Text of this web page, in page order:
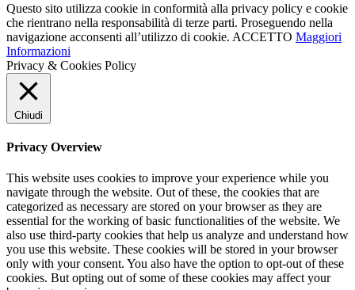
Questo sito utilizza cookie in conformità alla privacy policy e cookie
che rientrano nella responsabilità di terze parti. Proseguendo nella
navigazione acconsenti all’utilizzo di cookie. ACCETTO Maggiori
Informazioni
Privacy & Cookies Policy
Chiudi
Privacy Overview
This website uses cookies to improve your experience while you
navigate through the website. Out of these, the cookies that are
categorized as necessary are stored on your browser as they are
essential for the working of basic functionalities of the website. We
also use third-party cookies that help us analyze and understand how
you use this website. These cookies will be stored in your browser
only with your consent. You also have the option to opt-out of these
cookies. But opting out of some of these cookies may affect your